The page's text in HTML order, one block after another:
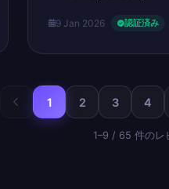
9 Jan 2026 認証済み
1 2 3 4
1–9 / 65 件のレ